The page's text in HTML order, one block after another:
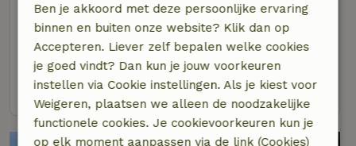
Natuurhuisje in Castricum
Op 8 km afstand van Beverwijk
2 personen
1 slaapkamer
bekijk
Ben je akkoord met deze persoonlijke ervaring
binnen en buiten onze website? Klik dan op
Accepteren. Liever zelf bepalen welke cookies
je goed vindt? Dan kun je jouw voorkeuren
instellen via Cookie instellingen. Als je kiest voor
Weigeren, plaatsen we alleen de noodzakelijke
functionele cookies. Je cookievoorkeuren kun je
op elk moment aanpassen via de link (Cookies)